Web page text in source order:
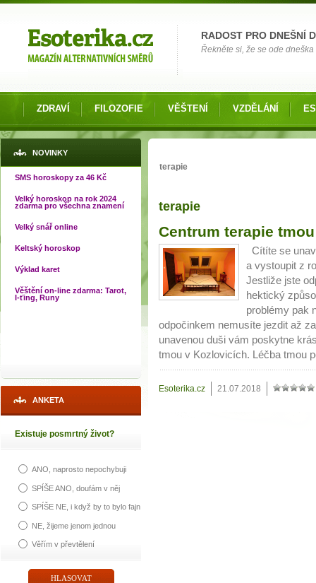
RADOST PRO DNEŠNÍ
Řekněte si, že se ode
ZDRAVÍ FILOZOFIE VĚŠTENÍ VZDĚLÁNÍ
NOVINKY
SMS horoskopy za 46 Kč
Velký horoskop na rok 2024
zdarma pro všechna znamení
Velký snář online
Keltský horoskop
Výklad karet
Věštění on-line zdarma: Tarot,
I-ťing, Runy
ANKETA
Existuje posmrtný život?
ANO, naprosto nepochybuji
SPÍŠE ANO, doufám v něj
SPÍŠE NE, i když by to bylo fajn
NE, žijeme jenom jednou
Věřím v převtělení
terapie
terapie
Centrum terapie
Cítíte se
a vystoupit z
Jestliže jste
hektický
problémy pak
odpočinkem nemusíte jezdit až
unavenou duši vám poskytne
tmou v Kozlovicích. Léčba tmou
Esoterika.cz 21.07.2018